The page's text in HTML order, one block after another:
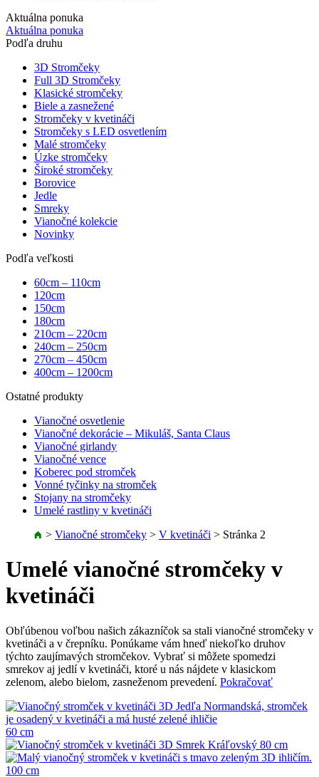
Aktuálna ponuka
Aktuálna ponuka
Podľa druhu
3D Stromčeky
Full 3D Stromčeky
Klasické stromčeky
Biele a zasnežené
Stromčeky v kvetináči
Stromčeky s LED osvetlením
Malé stromčeky
Úzke stromčeky
Široké stromčeky
Borovice
Jedle
Smreky
Vianočné kolekcie
Novinky
Podľa veľkosti
60cm – 110cm
120cm
150cm
180cm
210cm – 220cm
240cm – 250cm
270cm – 450cm
400cm – 1200cm
Ostatné produkty
Vianočné osvetlenie
Vianočné dekorácie – Mikuláš, Santa Claus
Vianočné girlandy
Vianočné vence
Koberec pod stromček
Vonné tyčinky na stromček
Stojany na stromčeky
Umelé rastliny v kvetináči
> Vianočné stromčeky > V kvetináči > Stránka 2
Umelé vianočné stromčeky v
kvetináči
Obľúbenou voľbou našich zákazníčok sa stali vianočné stromčeky v
kvetináči a v črepníku. Ponúkame vám hneď niekoľko druhov
týchto zaujímavých stromčekov. Vybrať si môžete spomedzi
smrekov aj jedlí v kvetináči, ktoré u nás nájdete v klasickom
zelenom, alebo bielom, zasneženom prevedení. Pokračovať
60 cm
80 cm
100 cm